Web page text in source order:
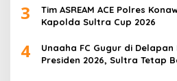
3
Tim ASREAM ACE Polres
Kapolda Sultra Cup 2026
4
Unaaha FC Gugur di
Presiden 2026, Sultra Tetap